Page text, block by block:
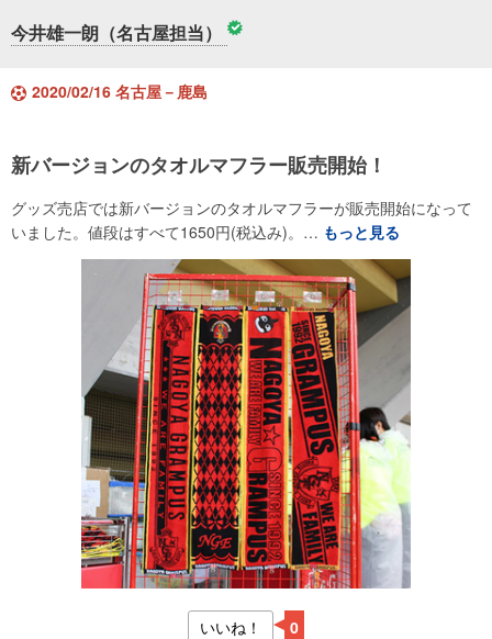
今井雄一朗（名古屋担当）
2020/02/16 名古屋－鹿島
新バージョンのタオルマフラー販売開始！
グッズ売店では新バージョンのタオルマフラーが販売開始になって
いました。値段はすべて1650円(税込み)。… もっと見る
いいね！ 0